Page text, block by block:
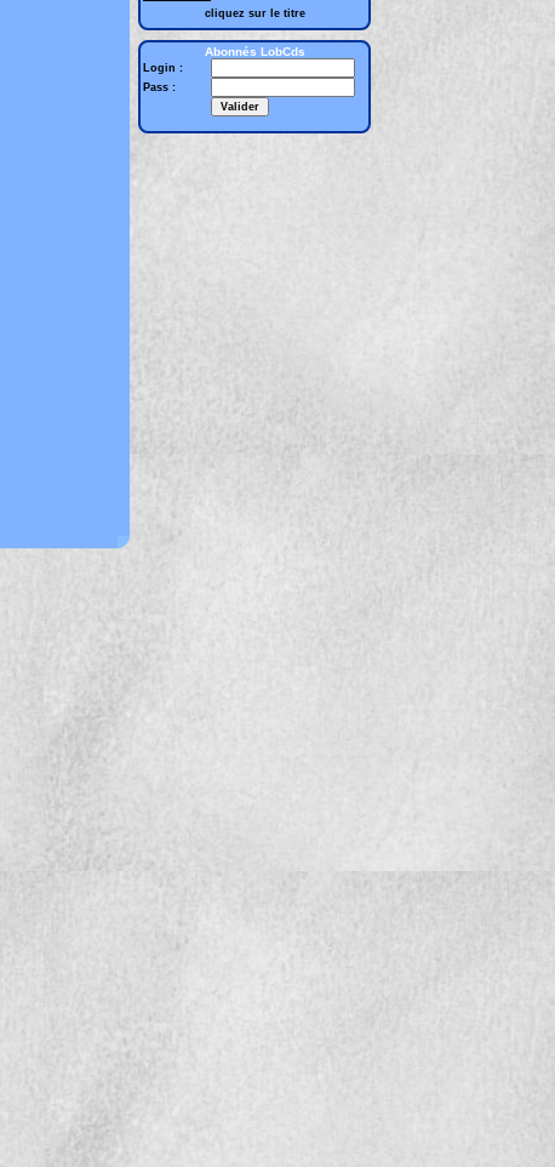
cliquez sur le titre
Abonnés LobCds
Login :
Pass :